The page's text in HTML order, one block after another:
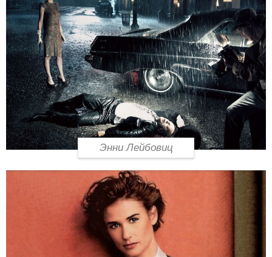
Энни Лейбовиц